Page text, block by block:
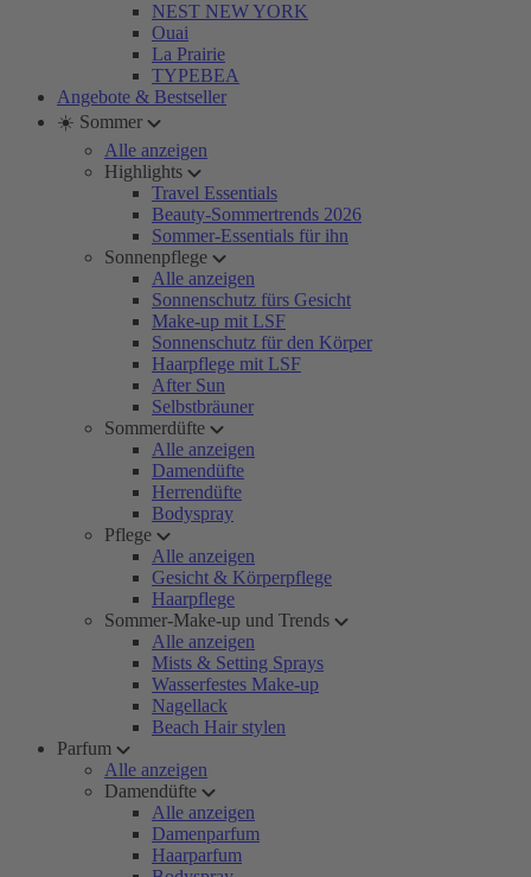
NEST NEW YORK
Ouai
La Prairie
TYPEBEA
Angebote & Bestseller
☀️ Sommer
Alle anzeigen
Highlights
Travel Essentials
Beauty-Sommertrends 2026
Sommer-Essentials für ihn
Sonnenpflege
Alle anzeigen
Sonnenschutz fürs Gesicht
Make-up mit LSF
Sonnenschutz für den Körper
Haarpflege mit LSF
After Sun
Selbstbräuner
Sommerdüfte
Alle anzeigen
Damendüfte
Herrendüfte
Bodyspray
Pflege
Alle anzeigen
Gesicht & Körperpflege
Haarpflege
Sommer-Make-up und Trends
Alle anzeigen
Mists & Setting Sprays
Wasserfestes Make-up
Nagellack
Beach Hair stylen
Parfum
Alle anzeigen
Damendüfte
Alle anzeigen
Damenparfum
Haarparfum